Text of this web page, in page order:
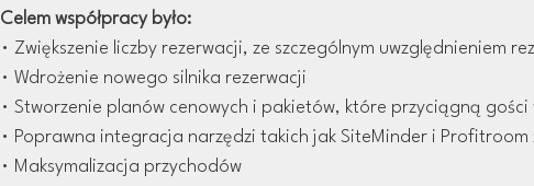
Celem współpracy było:
• Zwiększenie liczby rezerwacji, ze szczególnym uwzględnieniem
• Wdrożenie nowego silnika rezerwacji
• Stworzenie planów cenowych i pakietów, które przyciągną
• Poprawna integracja narzędzi takich jak SiteMinder i Profitroom
• Maksymalizacja przychodów